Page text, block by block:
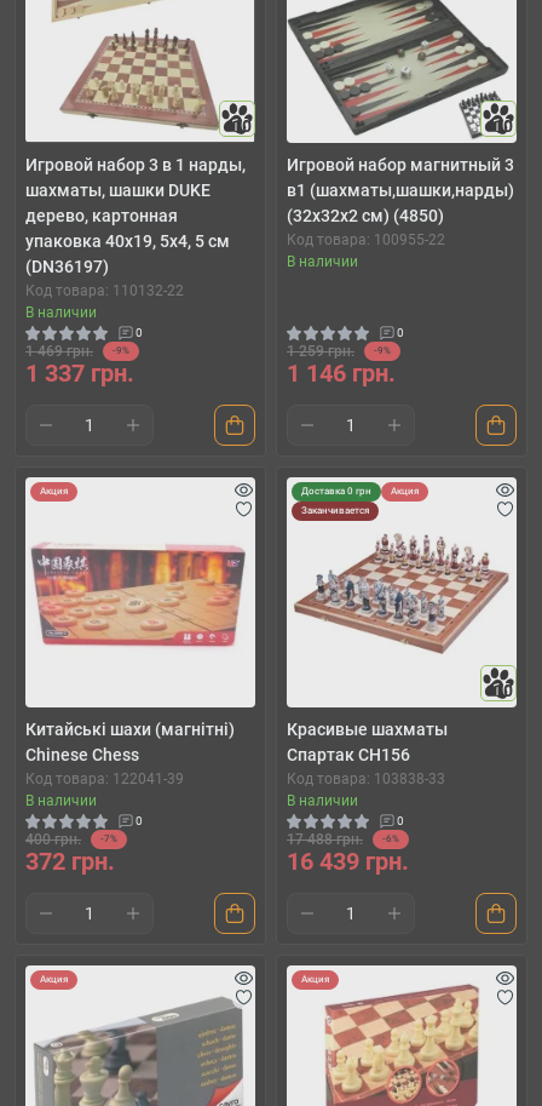
10
Игровой набор 3 в 1 нарды,
шахматы, шашки DUKE
дерево, картонная
упаковка 40х19, 5х4, 5 см
(DN36197)
Код товара: 110132-22
В наличии
0
1 469 грн. -9%
1 337 грн.
10
Игровой набор магнитный 3
в1 (шахматы,шашки,нарды)
(32х32х2 см) (4850)
Код товара: 100955-22
В наличии
0
1 259 грн. -9%
1 146 грн.
Акция
Китайські шахи (магнітні)
Chinese Chess
Код товара: 122041-39
В наличии
0
400 грн. -7%
372 грн.
Доставка 0 грн
Акция
Заканчивается
10
Красивые шахматы
Спартак CH156
Код товара: 103838-33
В наличии
0
17 488 грн. -6%
16 439 грн.
Акция Акция